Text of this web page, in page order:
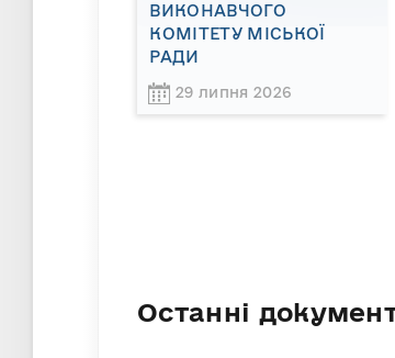
ВИКОНАВЧОГО
КОМІТЕТУ МІСЬКОЇ
РАДИ
29 липня 2026
Останні